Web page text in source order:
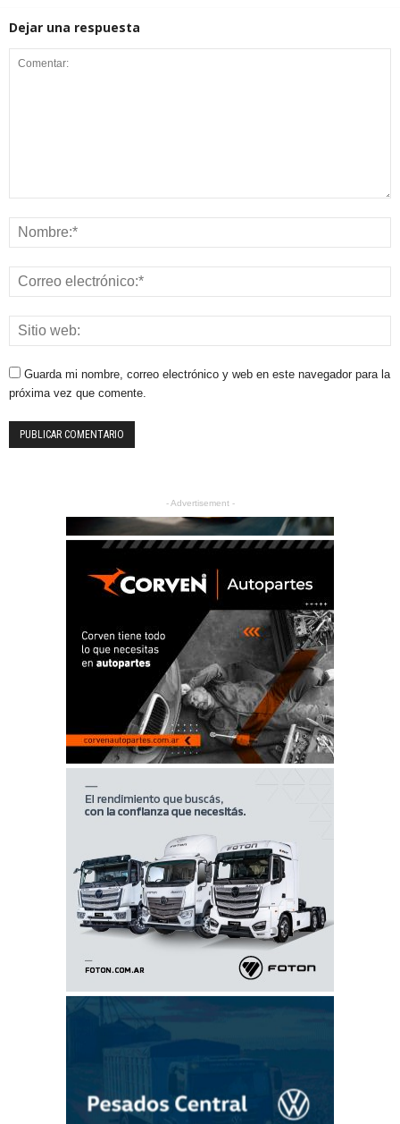
Dejar una respuesta
Guarda mi nombre, correo electrónico y web en este navegador para la
próxima vez que comente.
- Advertisement -